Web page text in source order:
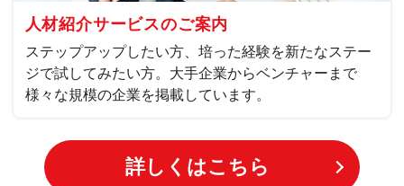
人材紹介サービスのご案内
ステップアップしたい方、培った経験を新たなステー
ジで試してみたい方。大手企業からベンチャーまで
様々な規模の企業を掲載しています。
詳しくはこちら